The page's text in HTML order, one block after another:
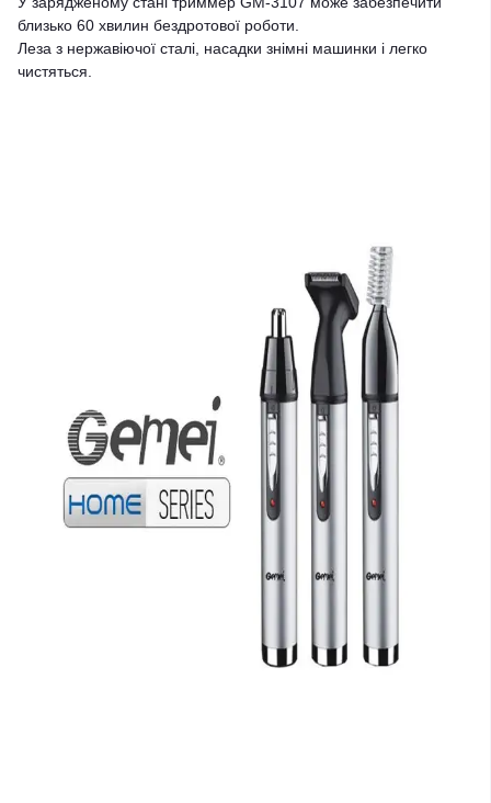
близько 60 хвилин бездротової роботи.
Леза з нержавіючої сталі, насадки знімні машинки і легко
чистяться.